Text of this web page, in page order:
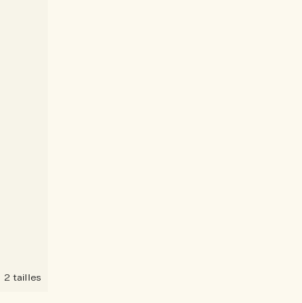
2 tailles